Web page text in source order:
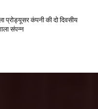
प्रोड्यूसर कंपनी की दो दिवसीय
संपन्न